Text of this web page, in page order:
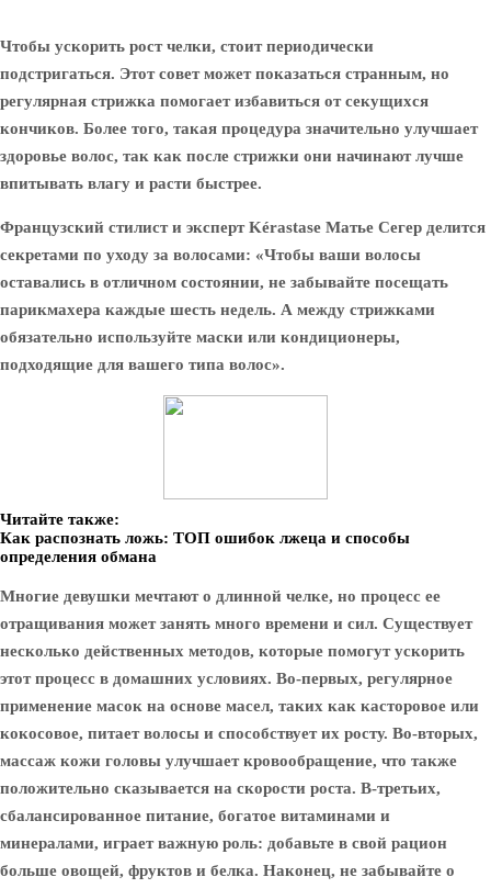
Чтобы ускорить рост челки, стоит периодически
подстригаться. Этот совет может показаться странным, но
регулярная стрижка помогает избавиться от секущихся
кончиков. Более того, такая процедура значительно улучшает
здоровье волос, так как после стрижки они начинают лучше
впитывать влагу и расти быстрее.
Французский стилист и эксперт Kérastase Матье Сегер делится
секретами по уходу за волосами: «Чтобы ваши волосы
оставались в отличном состоянии, не забывайте посещать
парикмахера каждые шесть недель. А между стрижками
обязательно используйте маски или кондиционеры,
подходящие для вашего типа волос».
Читайте также:
Как распознать ложь: ТОП ошибок лжеца и способы
определения обмана
Многие девушки мечтают о длинной челке, но процесс ее
отращивания может занять много времени и сил. Существует
несколько действенных методов, которые помогут ускорить
этот процесс в домашних условиях. Во-первых, регулярное
применение масок на основе масел, таких как касторовое или
кокосовое, питает волосы и способствует их росту. Во-вторых,
массаж кожи головы улучшает кровообращение, что также
положительно сказывается на скорости роста. В-третьих,
сбалансированное питание, богатое витаминами и
минералами, играет важную роль: добавьте в свой рацион
больше овощей, фруктов и белка. Наконец, не забывайте о